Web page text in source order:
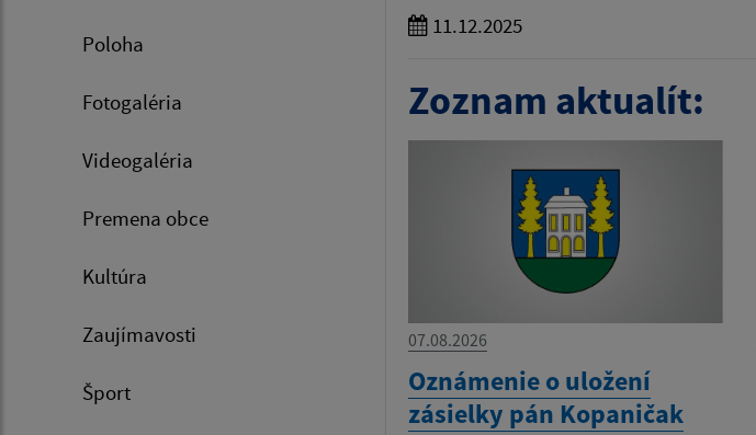
Poloha
Fotogaléria
Videogaléria
Premena obce
Kultúra
Zaujímavosti
Šport
11.12.2025
Zoznam aktualít:
07.08.2026
Oznámenie o uložení
zásielky pán Kopaničak